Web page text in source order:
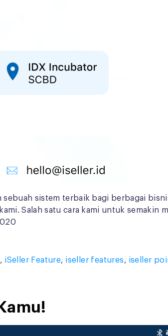
sistem terbaik bagi berbagai
Salah satu cara kami untuk semakin
, iSeller Feature, iseller features, iseller